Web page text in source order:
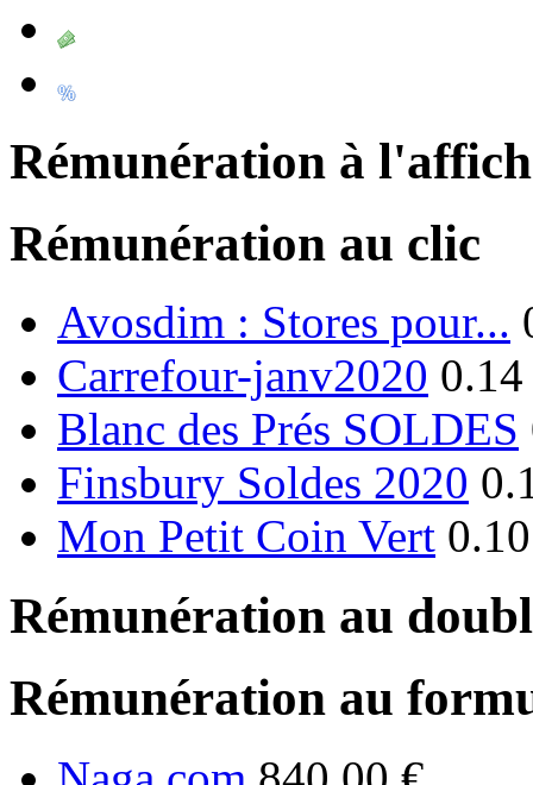
Rémunération à
Rémunération au clic
Avosdim : Stores pour...
Carrefour-janv2020
Blanc des Prés SOLDES
Finsbury Soldes 2020
Mon Petit Coin Vert
Rémunération au
Rémunération au